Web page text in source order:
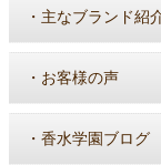
・ 主なブランド紹
・ お客様の声
・ 香水学園ブログ